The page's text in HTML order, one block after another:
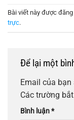
Bài viết này được
trực.
Để lại một
Email của
Các trường
Bình luận*